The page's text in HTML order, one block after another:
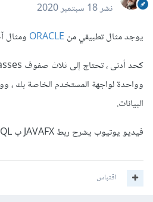
نشر18 سبتمبر 2020
يوجد مثال تطبيقي من ORACLEومثال
وواحدة لواجهة المستخدم الخاصة بك ،
البيانات.
فيديو يوتيوب يشرح ربط JAVAFX ب MYSQL :
اقتباس